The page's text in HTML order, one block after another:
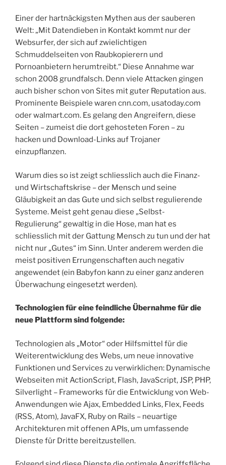
Einer der hartnäckigsten Mythen aus der sauberen
Welt: „Mit Datendieben in Kontakt kommt nur der
Websurfer, der sich auf zwielichtigen
Schmuddelseiten von Raubkopierern und
Pornoanbietern herumtreibt.“ Diese Annahme war
schon 2008 grundfalsch. Denn viele Attacken gingen
auch bisher schon von Sites mit guter Reputation aus.
Prominente Beispiele waren cnn.com, usatoday.com
oder walmart.com. Es gelang den Angreifern, diese
Seiten – zumeist die dort gehosteten Foren – zu
hacken und Download-Links auf Trojaner
einzupflanzen.
Warum dies so ist zeigt schliesslich auch die Finanz-
und Wirtschaftskrise – der Mensch und seine
Gläubigkeit an das Gute und sich selbst regulierende
Systeme. Meist geht genau diese „Selbst-
Regulierung“ gewaltig in die Hose, man hat es
schliesslich mit der Gattung Mensch zu tun und der hat
nicht nur „Gutes“ im Sinn. Unter anderem werden die
meist positiven Errungenschaften auch negativ
angewendet (ein Babyfon kann zu einer ganz anderen
Überwachung eingesetzt werden).
Technologien für eine feindliche Übernahme für die
neue Plattform sind folgende:
Technologien als „Motor“ oder Hilfsmittel für die
Weiterentwicklung des Webs, um neue innovative
Funktionen und Services zu verwirklichen: Dynamische
Webseiten mit ActionScript, Flash, JavaScript, JSP, PHP,
Silverlight – Frameworks für die Entwicklung von Web-
Anwendungen wie Ajax, Embedded Links, Flex, Feeds
(RSS, Atom), JavaFX, Ruby on Rails – neuartige
Architekturen mit offenen APIs, um umfassende
Dienste für Dritte bereitzustellen.